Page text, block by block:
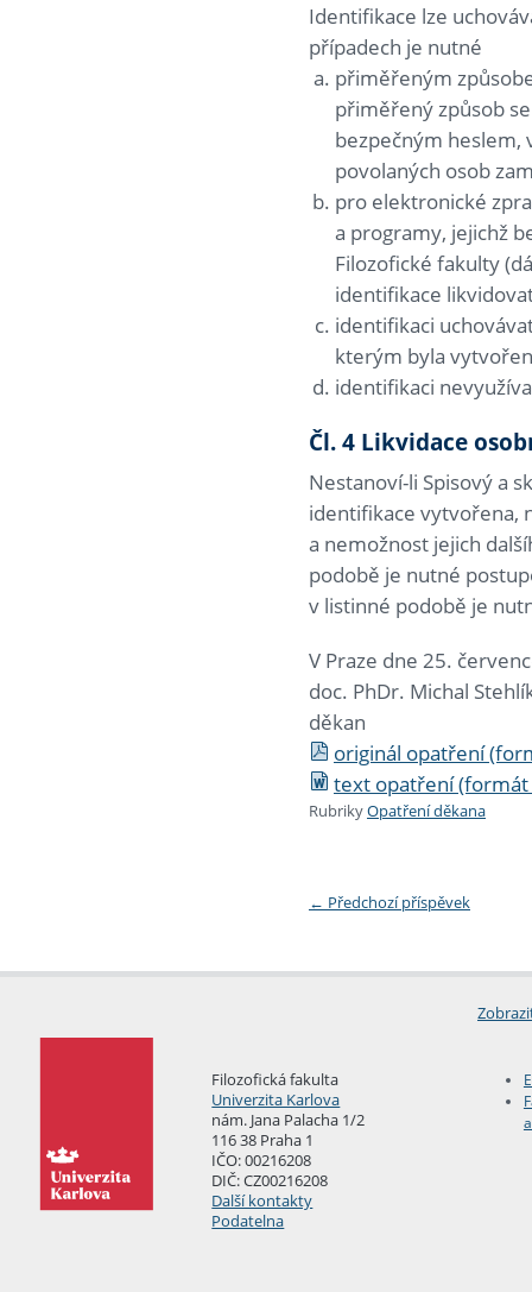
Identifikace lze
případech je nutné
přiměřeným
přiměřený způsob
bezpečným heslem,
povolaných osob
pro elektronické
a programy, jejichž
Filozofické fakulty
identifikace
identifikaci
kterým byla
identifikaci
Čl. 4 Likvidace
Nestanoví-li Spisový a
identifikace vytvořena,
a nemožnost jejich
podobě je nutné
v listinné podobě je
V Praze dne 25.
doc. PhDr. Michal
děkan
originál opatření
text opatření (formát
RubrikyOpatření děkana
← Předchozí příspěvek
Filozofická fakulta
Univerzita Karlova
nám. Jana Palacha 1/2
116 38 Praha 1
IČO: 00216208
DIČ: CZ00216208
Další kontakty
Podatelna